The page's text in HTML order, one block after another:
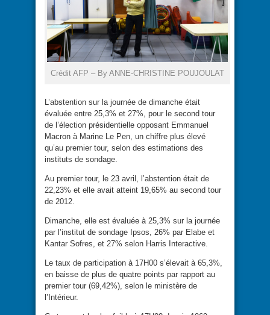
Crédit AFP – By ANNE-CHRISTINE POUJOULAT
L’abstention sur la journée de dimanche était
évaluée entre 25,3% et 27%, pour le second tour
de l’élection présidentielle opposant Emmanuel
Macron à Marine Le Pen, un chiffre plus élevé
qu’au premier tour, selon des estimations des
instituts de sondage.
Au premier tour, le 23 avril, l’abstention était de
22,23% et elle avait atteint 19,65% au second tour
de 2012.
Dimanche, elle est évaluée à 25,3% sur la journée
par l’institut de sondage Ipsos, 26% par Elabe et
Kantar Sofres, et 27% selon Harris Interactive.
Le taux de participation à 17H00 s’élevait à 65,3%,
en baisse de plus de quatre points par rapport au
premier tour (69,42%), selon le ministère de
l’Intérieur.